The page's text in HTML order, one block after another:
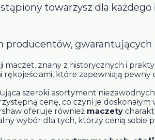
towarzysz dla
producentów,
znany z historycznych i
które zapewniają
szeroki asortyment
cenę, co czyni je
oferuje również maczety
wybór dla tych, którzy cenią sobie